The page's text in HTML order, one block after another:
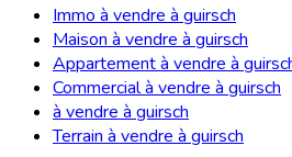
Immo à vendre à guirsch
Maison à vendre à guirsch
Appartement à vendre à
Commercial à vendre à guirsch
à vendre à guirsch
Terrain à vendre à guirsch